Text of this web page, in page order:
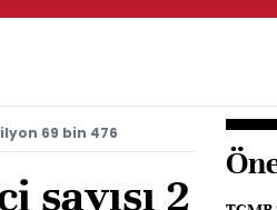
69 bin 476
sayısı 2